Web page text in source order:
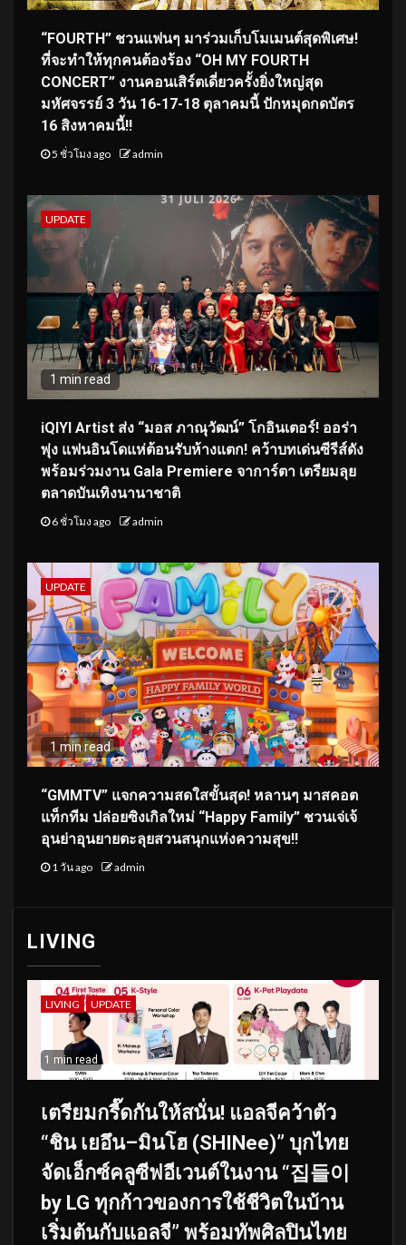
“FOURTH” ชวนแฟนๆ มาร่วมเก็บโมเมนต์สุดพิเศษ!
ที่จะทำให้ทุกคนต้องร้อง “OH MY FOURTH
CONCERT” งานคอนเสิร์ตเดี่ยวครั้งยิ่งใหญ่สุด
มหัศจรรย์ 3 วัน 16-17-18 ตุลาคมนี้ ปักหมุดกดบัตร
16 สิงหาคมนี้!!
5 ชั่วโมง ago admin
UPDATE
1 min read
iQIYI Artist ส่ง “มอส ภาณุวัฒน์” โกอินเตอร์! ออร่า
พุ่ง แฟนอินโดแห่ต้อนรับห้างแตก! คว้าบทเด่นซีรีส์ดัง
พร้อมร่วมงาน Gala Premiere จาการ์ตา เตรียมลุย
ตลาดบันเทิงนานาชาติ
6 ชั่วโมง ago admin
UPDATE
1 min read
“GMMTV” แจกความสดใสขั้นสุด! หลานๆ มาสคอต
แท็กทีม ปล่อยซิงเกิลใหม่ “Happy Family” ชวนเจ่เจ้
อุนย่าอุนยายตะลุยสวนสนุกแห่งความสุข!!
1 วัน ago admin
LIVING
LIVING UPDATE
1 min read
เตรียมกรี๊ดกันให้สนั่น! แอลจีคว้าตัว
“ชิน เยอึน–มินโฮ (SHINee)” บุกไทย
จัดเอ็กซ์คลูซีฟอีเวนต์ในงาน “집들이
by LG ทุกก้าวของการใช้ชีวิตในบ้าน
เริ่มต้นกับแอลจี” พร้อมทัพศิลปินไทย